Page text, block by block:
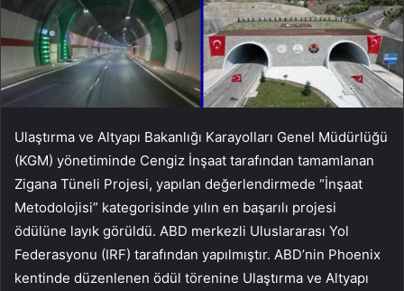
Ulaştırma ve Altyapı Bakanlığı Karayolları Genel Müdürlüğü
(KGM) yönetiminde Cengiz İnşaat tarafından tamamlanan
Zigana Tüneli Projesi, yapılan değerlendirmede “İnşaat
Metodolojisi” kategorisinde yılın en başarılı projesi
ödülüne layık görüldü. ABD merkezli Uluslararası Yol
Federasyonu (IRF) tarafından yapılmıştır. ABD’nin Phoenix
kentinde düzenlenen ödül törenine Ulaştırma ve Altyapı